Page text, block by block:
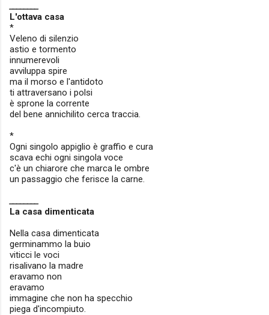
________
L'ottava casa
*
Veleno di silenzio
astio e tormento
innumerevoli
avviluppa spire
ma il morso e l'antidoto
ti attraversano i polsi
è sprone la corrente
del bene annichilito cerca traccia.
*
Ogni singolo appiglio è graffio e cura
scava echi ogni singola voce
c'è un chiarore che marca le ombre
un passaggio che ferisce la carne.
________
La casa dimenticata
Nella casa dimenticata
germinammo la buio
viticci le voci
risalivano la madre
eravamo non
eravamo
immagine che non ha specchio
piega d'incompiuto.